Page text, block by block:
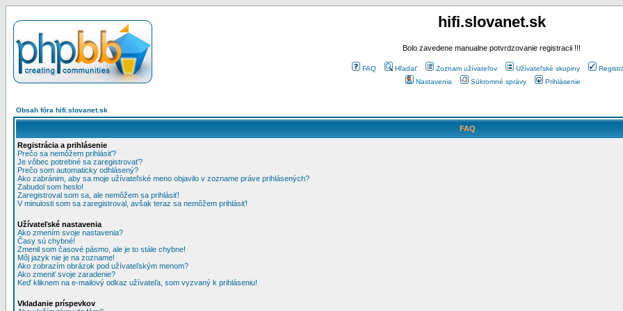
hifi.slovanet.sk
Bolo zavedene manualne potvrdzovanie registracii !!!
FAQ Hľadať Zoznam užívateľov Užívateľské skupiny
Nastavenia
Súkromné správy Prihlásenie
Obsah fóra hifi.slovanet.sk
FAQ
Registrácia a prihlásenie
Prečo sa nemôžem prihlásiť?
Je vôbec potrebné sa zaregistrovať?
Prečo som automaticky odhlásený?
Ako zabránim, aby sa moje užívateľské meno objavilo v zozname práve prihlásených?
Zabudol som heslo!
Zaregistroval som sa, ale nemôžem sa prihlásiť!
V minulosti som sa zaregistroval, avšak teraz sa nemôžem prihlásiť!
Užívateľské nastavenia
Ako zmením svoje nastavenia?
Časy sú chybné!
Zmenil som časové pásmo, ale je to stále chybne!
Môj jazyk nie je na zozname!
Ako zobrazím obrázok pod užívateľským menom?
Ako zmeniť svoje zaradenie?
Keď kliknem na e-mailový odkaz užívateľa, som vyzvaný k prihláseniu!
Vkladanie príspevkov